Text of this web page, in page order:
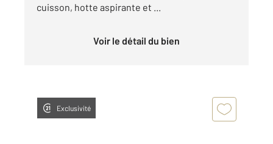
cuisson, hotte aspirante et ...
Voir le détail du bien
Exclusivité